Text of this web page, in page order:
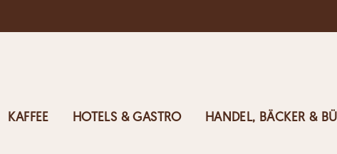
KAFFEE HOTELS & GASTRO HANDEL, BÄCKER &